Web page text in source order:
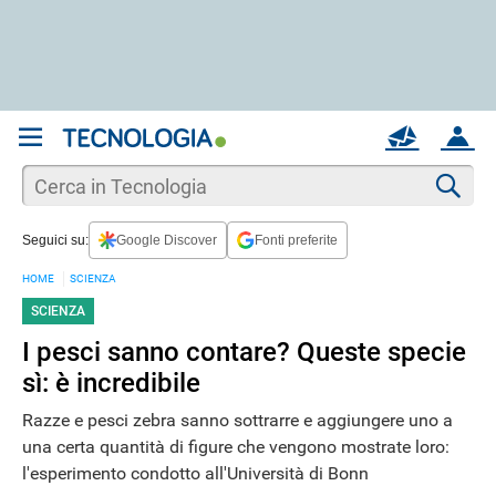
ACCOUNT
MAIL
Seguici su: Google Discover Fonti preferite
HOME SCIENZA
SCIENZA
I pesci sanno contare? Queste specie
sì: è incredibile
Razze e pesci zebra sanno sottrarre e aggiungere uno a
una certa quantità di figure che vengono mostrate loro:
l'esperimento condotto all'Università di Bonn